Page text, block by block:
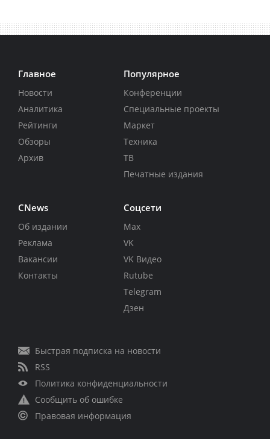
Главное
Новости
Аналитика
Рейтинги
Обзоры
Архив
Популярное
Конференции
Специальные проекты
Маркет
Техника
ТВ
Печатные издания
CNews
Об издании
Реклама
Вакансии
Контакты
Соцсети
Max
VK
VK Видео
Rutube
Telegram
Дзен
Быстрая подписка на новости
RSS
Политика конфиденциальности
Сообщить об ошибке
Правовая информация